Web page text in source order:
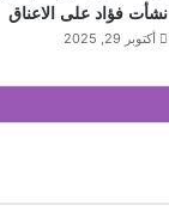
نشأت فؤاد على الاعناق
أكتوبر 29, 2025